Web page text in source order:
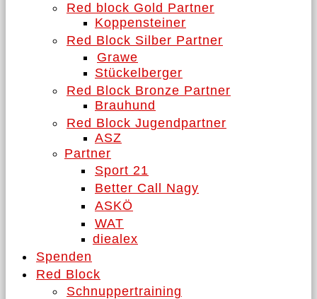
Red block Gold Partner
Koppensteiner
Red Block Silber Partner
Grawe
Stückelberger
Red Block Bronze Partner
Brauhund
Red Block Jugendpartner
ASZ
Partner
Sport 21
Better Call Nagy
ASKÖ
WAT
diealex
Spenden
Red Block
Schnuppertraining